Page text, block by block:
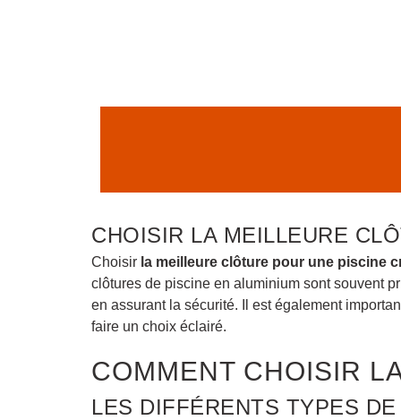
CHOISIR LA MEILLEURE
Choisir la meilleure clôture pour une piscine
clôtures de piscine en aluminium sont souvent
en assurant la sécurité. Il est également
faire un choix éclairé.
COMMENT CHOISIR
LES DIFFÉRENTS TYPES